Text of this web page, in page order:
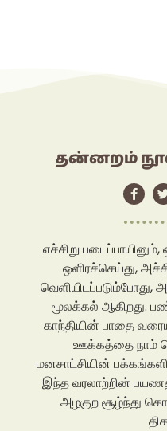
தன்னறம்
எச்சிறு
ஒளிரச்செய்து,
வெளியிடப்படும்போது,
மூலக்கல் ஆகிறது.
காந்தியின் பாதை
ஊக்கத்தை நாம்
மனசாட்சியின்
இந்த வரலாற்றின்
அழகுற சூழ்ந்து